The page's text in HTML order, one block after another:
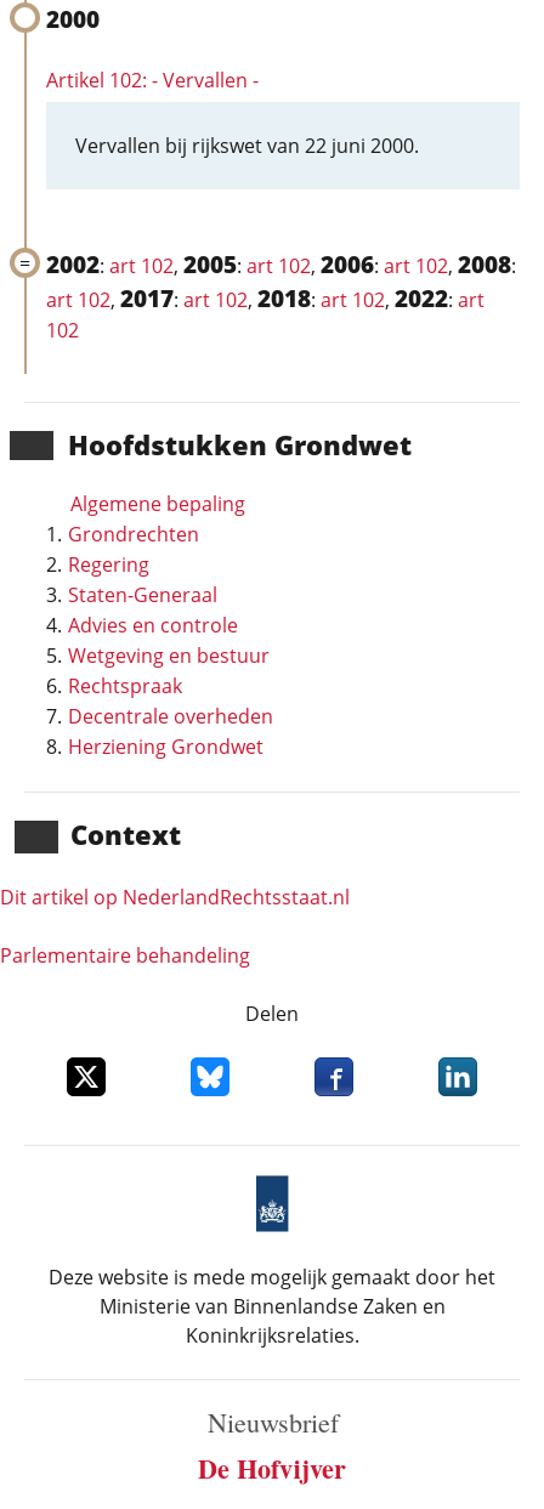
Hoofd­stukken Grondwet
Algemene bepaling
Grondrechten
Regering
Staten-Generaal
Advies en controle
Wetgeving en bestuur
Rechtspraak
Decentrale overheden
Herziening Grondwet
Context
Dit artikel op NederlandRechts­staat.nl
Parlementaire behandeling
2000
Artikel 102: - Vervallen -
Vervallen bij rijkswet van 22 juni 2000.
2002: art 102, 2005: art 102, 2006: art 102, 2008:
art 102, 2017: art 102, 2018: art 102, 2022: art
102
Delen
Deel dit item op XDeel dit item op Bluesky
Deel dit item opDeel dit
Deze website is mede mogelijk gemaakt door het
Ministerie van Binnenlandse Zaken en
Koninkrijksrelaties.
Nieuwsbrief
De Hofvijver